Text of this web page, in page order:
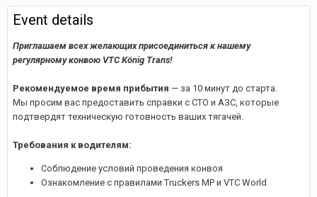
Event details
Приглашаем всех желающих присоединиться к нашему
регулярному конвою VTC König Trans!
Рекомендуемое время прибытия — за 10 минут до старта.
Мы просим вас предоставить справки с СТО и АЗС, которые
подтвердят техническую готовность ваших тягачей.
Требования к водителям:
Соблюдение условий проведения конвоя
Ознакомление с правилами Truckers MP и VTC World